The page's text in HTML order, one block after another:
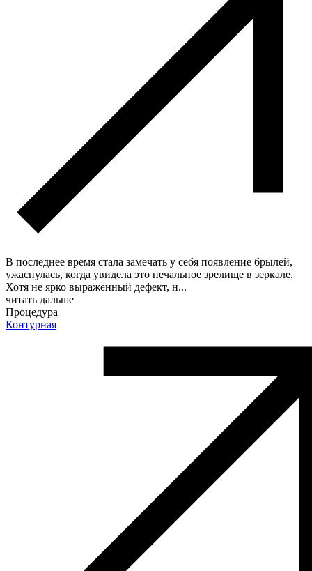
В последнее время стала замечать у себя появление брылей,
ужаснулась, когда увидела это печальное зрелище в зеркале.
Хотя не ярко выраженный дефект, н...
читать дальше
Процедура
Контурная